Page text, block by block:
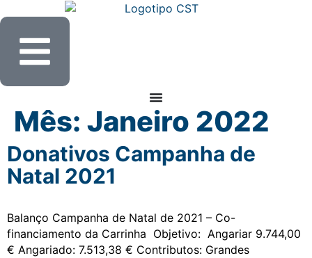
Mês: Janeiro 2022
Donativos Campanha de
Natal 2021
Balanço Campanha de Natal de 2021 – Co-
financiamento da Carrinha Objetivo: Angariar 9.744,00
€ Angariado: 7.513,38 € Contributos: Grandes